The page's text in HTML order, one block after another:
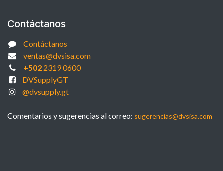
Contáctanos
Contáctanos
ventas@dvsisa.com
+5022319 0600
DVSupplyGT
@dvsupply.gt
Comentarios y sugerencias al correo: sugerencias@dvsisa.com